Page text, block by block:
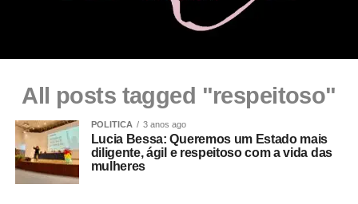
All posts tagged "respeitoso"
POLITICA 3 anos ago
Lucia Bessa: Queremos um Estado mais
diligente, ágil e respeitoso com a vida das
mulheres